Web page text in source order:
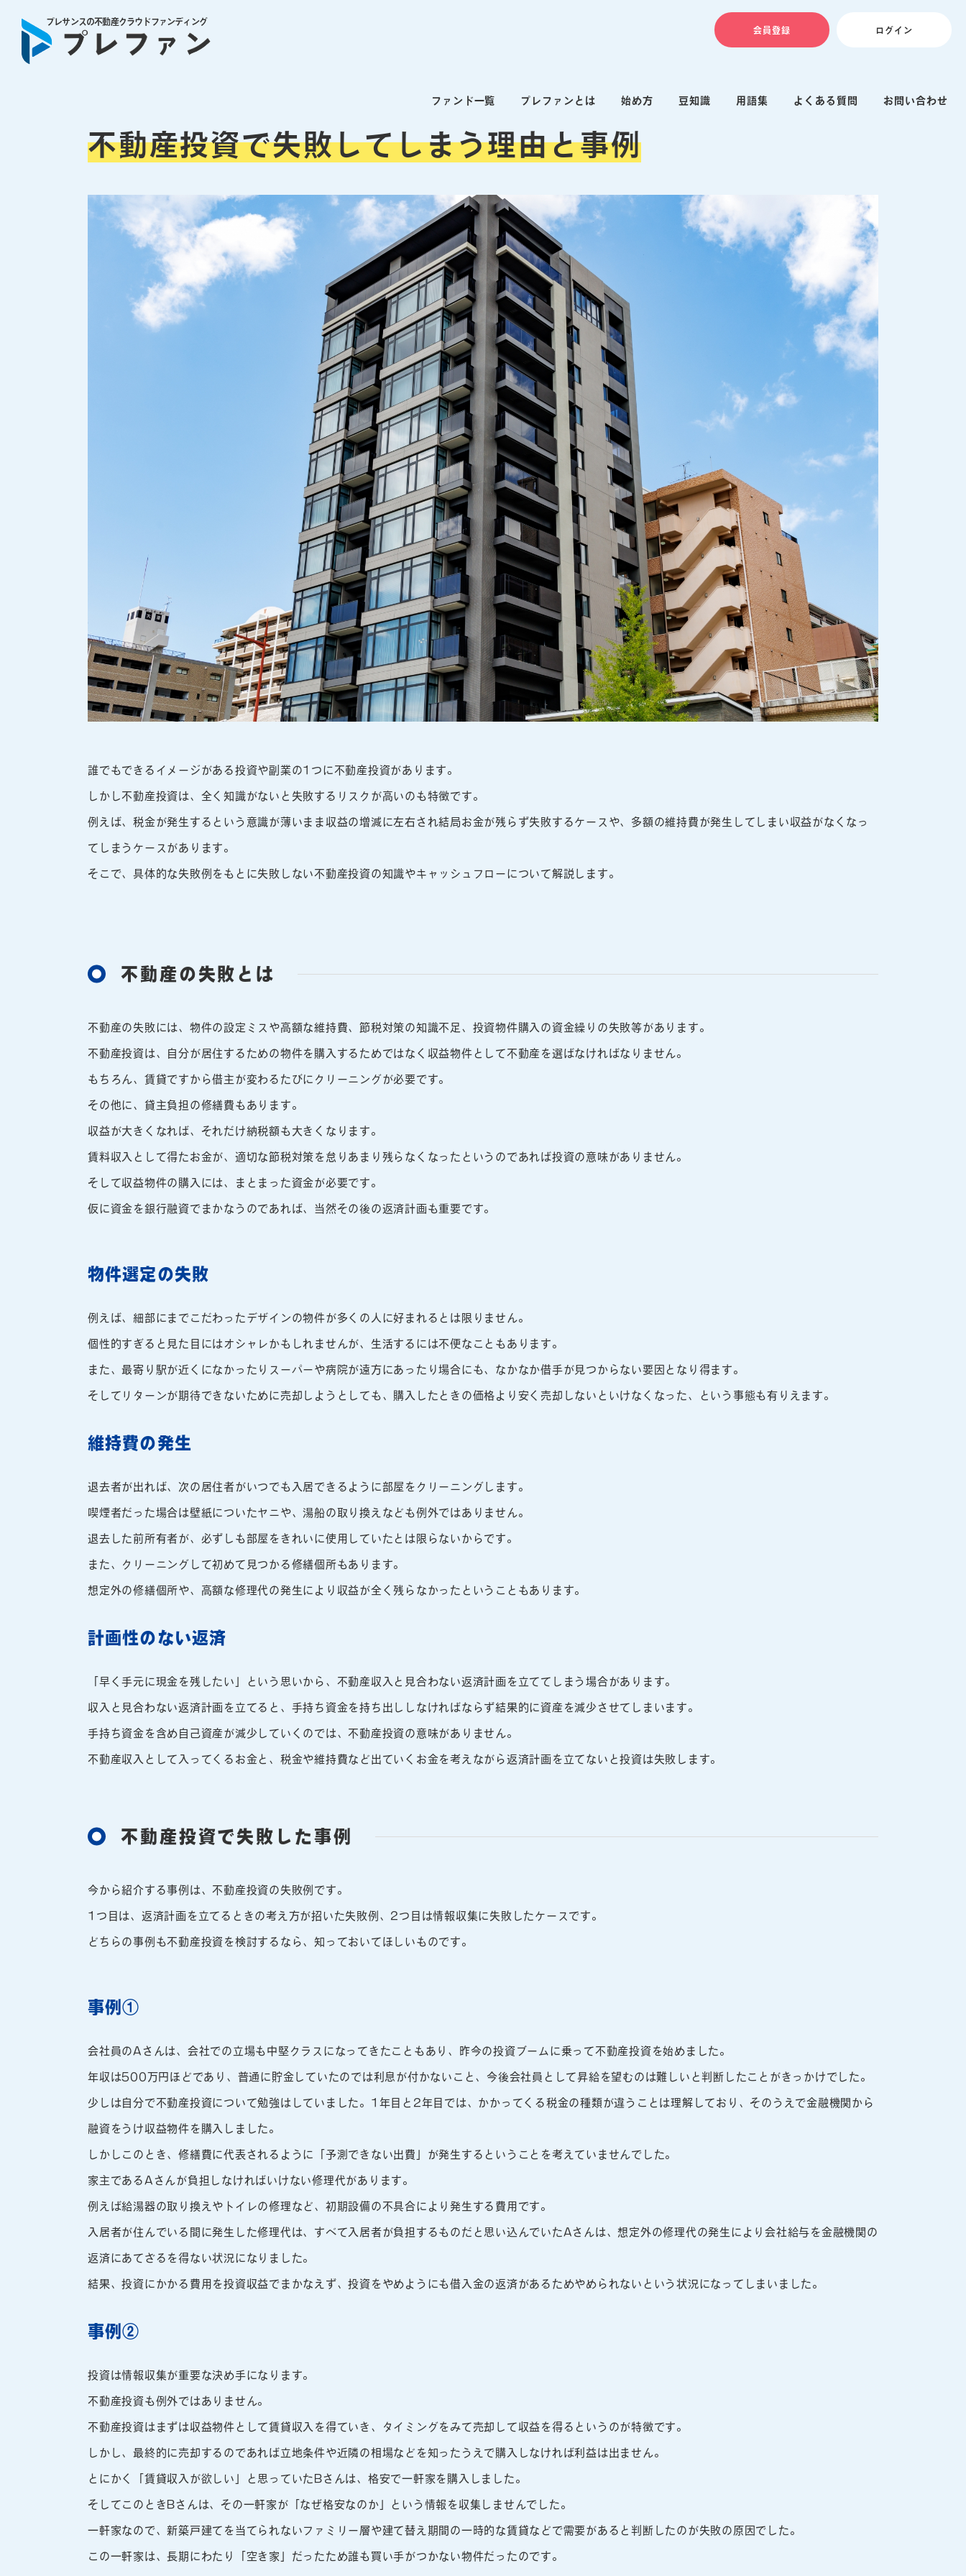
プレサンスの不動産クラウドファンディング
ファンド一覧 プレファンとは 始め方 豆知識 用語集 よくある質問 お問い合わせ
会員登録 ログイン
不動産投資で失敗してしまう理由と事例
誰でもできるイメージがある投資や副業の1つに不動産投資があります。
しかし不動産投資は、全く知識がないと失敗するリスクが高いのも特徴です。
例えば、税金が発生するという意識が薄いまま収益の増減に左右され結局お金が残らず失敗するケースや、多額の維持費が発生してしまい収益がなくなっ
てしまうケースがあります。
そこで、具体的な失敗例をもとに失敗しない不動産投資の知識やキャッシュフローについて解説します。
不動産の失敗とは
不動産の失敗には、物件の設定ミスや高額な維持費、節税対策の知識不足、投資物件購入の資金繰りの失敗等があります。
不動産投資は、自分が居住するための物件を購入するためではなく収益物件として不動産を選ばなければなりません。
もちろん、賃貸ですから借主が変わるたびにクリーニングが必要です。
その他に、貸主負担の修繕費もあります。
収益が大きくなれば、それだけ納税額も大きくなります。
賃料収入として得たお金が、適切な節税対策を怠りあまり残らなくなったというのであれば投資の意味がありません。
そして収益物件の購入には、まとまった資金が必要です。
仮に資金を銀行融資でまかなうのであれば、当然その後の返済計画も重要です。
物件選定の失敗
例えば、細部にまでこだわったデザインの物件が多くの人に好まれるとは限りません。
個性的すぎると見た目にはオシャレかもしれませんが、生活するには不便なこともあります。
また、最寄り駅が近くになかったりスーパーや病院が遠方にあったり場合にも、なかなか借手が見つからない要因となり得ます。
そしてリターンが期待できないために売却しようとしても、購入したときの価格より安く売却しないといけなくなった、という事態も有りえます。
維持費の発生
退去者が出れば、次の居住者がいつでも入居できるように部屋をクリーニングします。
喫煙者だった場合は壁紙についたヤニや、湯船の取り換えなども例外ではありません。
退去した前所有者が、必ずしも部屋をきれいに使用していたとは限らないからです。
また、クリーニングして初めて見つかる修繕個所もあります。
想定外の修繕個所や、高額な修理代の発生により収益が全く残らなかったということもあります。
計画性のない返済
「早く手元に現金を残したい」という思いから、不動産収入と見合わない返済計画を立ててしまう場合があります。
収入と見合わない返済計画を立てると、手持ち資金を持ち出ししなければならず結果的に資産を減少させてしまいます。
手持ち資金を含め自己資産が減少していくのでは、不動産投資の意味がありません。
不動産収入として入ってくるお金と、税金や維持費など出ていくお金を考えながら返済計画を立てないと投資は失敗します。
不動産投資で失敗した事例
今から紹介する事例は、不動産投資の失敗例です。
1つ目は、返済計画を立てるときの考え方が招いた失敗例、2つ目は情報収集に失敗したケースです。
どちらの事例も不動産投資を検討するなら、知っておいてほしいものです。
事例①
会社員のAさんは、会社での立場も中堅クラスになってきたこともあり、昨今の投資ブームに乗って不動産投資を始めました。
年収は500万円ほどであり、普通に貯金していたのでは利息が付かないこと、今後会社員として昇給を望むのは難しいと判断したことがきっかけでした。
少しは自分で不動産投資について勉強はしていました。1年目と2年目では、かかってくる税金の種類が違うことは理解しており、そのうえで金融機関から
融資をうけ収益物件を購入しました。
しかしこのとき、修繕費に代表されるように「予測できない出費」が発生するということを考えていませんでした。
家主であるAさんが負担しなければいけない修理代があります。
例えば給湯器の取り換えやトイレの修理など、初期設備の不具合により発生する費用です。
入居者が住んでいる間に発生した修理代は、すべて入居者が負担するものだと思い込んでいたAさんは、想定外の修理代の発生により会社給与を金融機関の
返済にあてざるを得ない状況になりました。
結果、投資にかかる費用を投資収益でまかなえず、投資をやめようにも借入金の返済があるためやめられないという状況になってしまいました。
事例②
投資は情報収集が重要な決め手になります。
不動産投資も例外ではありません。
不動産投資はまずは収益物件として賃貸収入を得ていき、タイミングをみて売却して収益を得るというのが特徴です。
しかし、最終的に売却するのであれば立地条件や近隣の相場などを知ったうえで購入しなければ利益は出ません。
とにかく「賃貸収入が欲しい」と思っていたBさんは、格安で一軒家を購入しました。
そしてこのときBさんは、その一軒家が「なぜ格安なのか」という情報を収集しませんでした。
一軒家なので、新築戸建てを当てられないファミリー層や建て替え期間の一時的な賃貸などで需要があると判断したのが失敗の原因でした。
この一軒家は、長期にわたり「空き家」だったため誰も買い手がつかない物件だったのです。